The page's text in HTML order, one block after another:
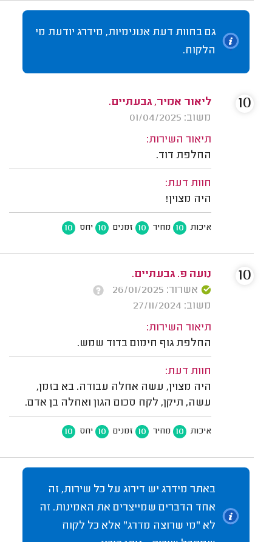
גם בחוות דעת אנונימיות, מידרג יודעת מי
הלקוח.
ליאור אמיר, גבעתיים.
משוב: 01/04/2025
תיאור השירות:
החלפת דוד.
חוות דעת:
היה מצוין!
איכות 10 מחיר 10 זמנים 10 יחס 10
10
נועה פ. גבעתיים.
אשרור: 26/01/2025
משוב: 27/11/2024
תיאור השירות:
החלפת גוף חימום בדוד שמש.
חוות דעת:
היה מצוין, עשה אחלה עבודה. בא בזמן,
עשה, תיקן, לקח סכום הגון ואחלה בן אדם.
איכות 10 מחיר 10 זמנים 10 יחס 10
10
באתר מידרג יש דירוג על כל שירות, זה
אחד הדברים שמייצרים את האמינות. זה
לא "מי שרוצה מדרג" אלא כל לקוח